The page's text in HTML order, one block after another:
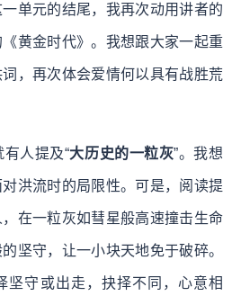
单元的结尾，我再次动用讲者的
黄金时代》。我想跟大家一起重
，再次体会爱情何以具有战胜荒
人提及“大历史的一粒灰”。我想
洪流时的局限性。可是，阅读提
在一粒灰如彗星般高速撞击生命
坚守，让一小块天地免于破碎。
坚守或出走，抉择不同，心意相